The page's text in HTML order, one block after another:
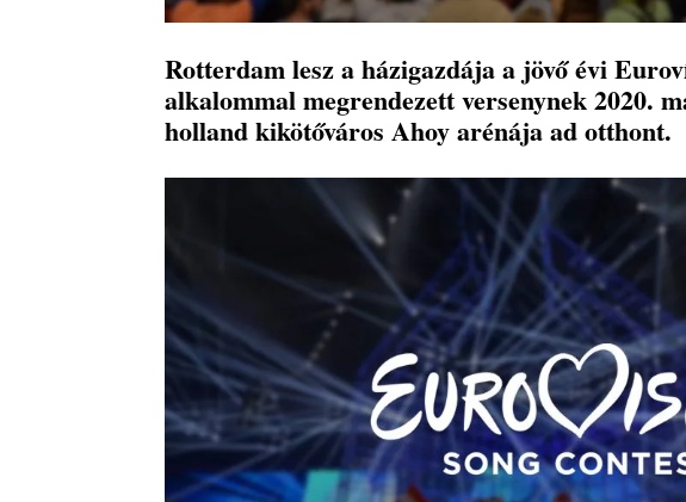
Rotterdam lesz a házigazdája a jövő évi
alkalommal megrendezett versenynek 2020.
holland kikötőváros Ahoy arénája ad otthont.